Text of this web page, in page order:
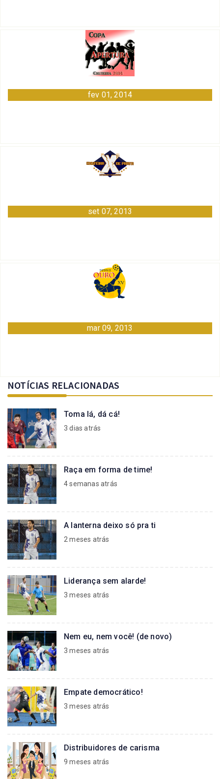
fev 01, 2014
set 07, 2013
mar 09, 2013
NOTÍCIAS RELACIONADAS
Toma lá, dá cá!
3 dias atrás
Raça em forma de time!
4 semanas atrás
A lanterna deixo só pra ti
2 meses atrás
Liderança sem alarde!
3 meses atrás
Nem eu, nem você! (de novo)
3 meses atrás
Empate democrático!
3 meses atrás
Distribuidores de carisma
9 meses atrás